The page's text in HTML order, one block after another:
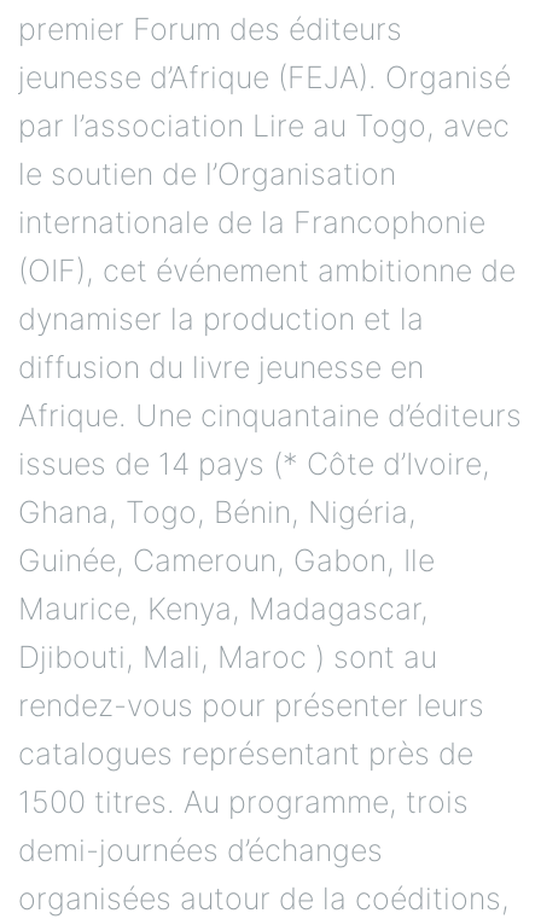
premier Forum des éditeurs
jeunesse d’Afrique (FEJA). Organisé
par l’association Lire au Togo, avec
le soutien de l’Organisation
internationale de la Francophonie
(OIF), cet événement ambitionne de
dynamiser la production et la
diffusion du livre jeunesse en
Afrique. Une cinquantaine d’éditeurs
issues de 14 pays (* Côte d’Ivoire,
Ghana, Togo, Bénin, Nigéria,
Guinée, Cameroun, Gabon, Ile
Maurice, Kenya, Madagascar,
Djibouti, Mali, Maroc ) sont au
rendez-vous pour présenter leurs
catalogues représentant près de
1500 titres. Au programme, trois
demi-journées d’échanges
organisées autour de la coéditions,